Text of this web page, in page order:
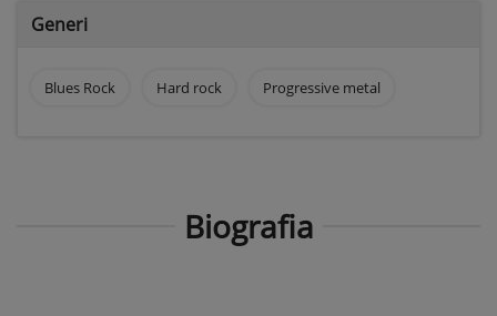
Generi
Blues Rock Hard rock Progressive metal
Biografia